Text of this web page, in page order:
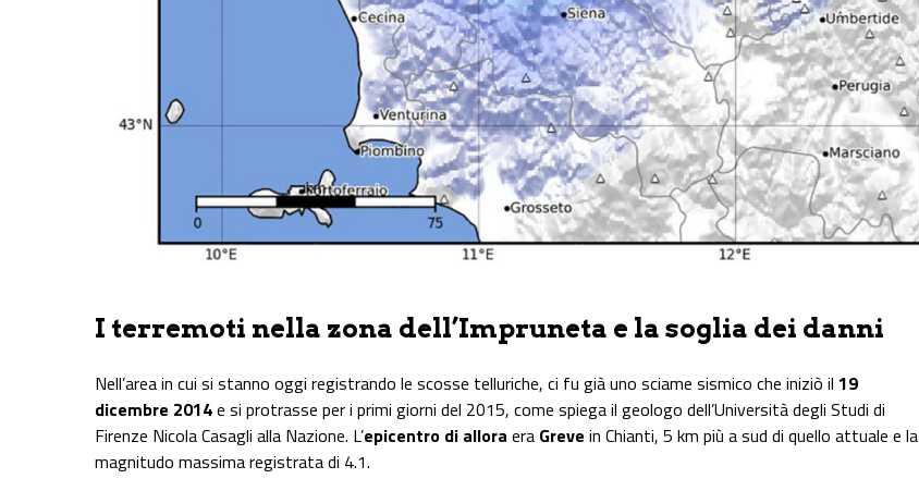
I terremoti nella zona dell’Impruneta e la soglia dei danni
Nell’area in cui si stanno oggi registrando le scosse telluriche, ci fu già uno sciame sismico che iniziò il 19
dicembre 2014e si protrasse per i primi giorni del 2015, come spiega il geologo dell’Università degli Studi di
Firenze Nicola Casagli alla Nazione. L’epicentro di allora era Greve in Chianti, 5 km più a sud di quello attuale e la
magnitudo massima registrata di 4.1.